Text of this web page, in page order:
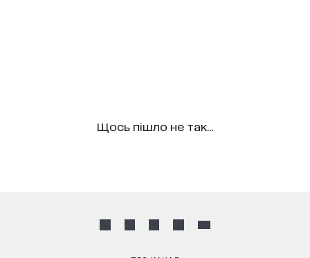
Щось пішло не так...